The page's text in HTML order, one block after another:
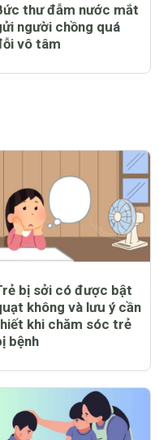
thư đẫm nước mắt
người chồng quá
vô tâm
bị sởi có được bật
không và lưu ý cần
khi chăm sóc trẻ
bệnh